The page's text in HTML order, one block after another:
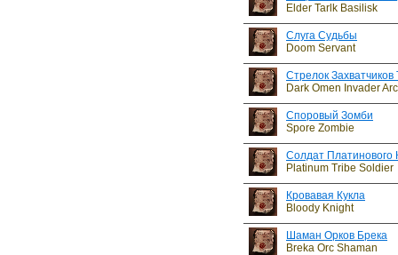
Elder Tarlk Basilisk
Слуга Судьбы
Doom Servant
Стрелок
Dark Omen Invader
Споровый Зомби
Spore Zombie
Солдат Платинового
Platinum Tribe Soldier
Кровавая Кукла
Bloody Knight
Шаман Орков Брека
Breka Orc Shaman